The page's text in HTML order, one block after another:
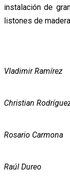
instalación de
listones de
Vladimir Ramírez
Christian
Rosario Carmona
Raúl Dureo